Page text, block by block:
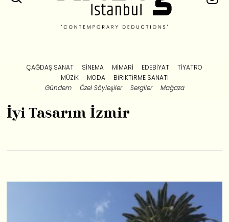
ÇAĞDAŞ SANAT SINEMA MIMARI EDEBIYAT
TIYATRO
MÜZIK
MODA
BIRIKTIRME SANATI
Gündem
Özel Söyleşiler Sergiler Mağaza
İyi Tasarım İzmir